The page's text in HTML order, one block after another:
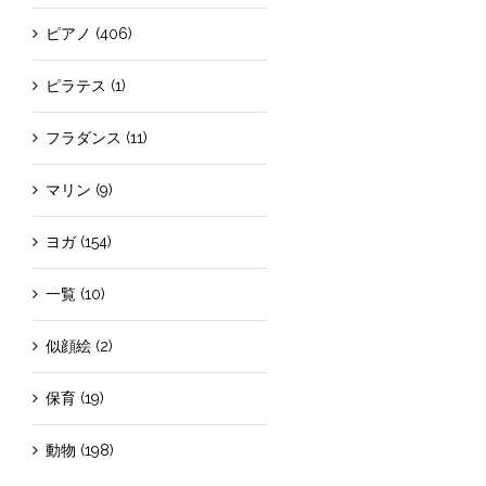
ピアノ (406)
ピラテス (1)
フラダンス (11)
マリン (9)
ヨガ (154)
一覧 (10)
似顔絵 (2)
保育 (19)
動物 (198)